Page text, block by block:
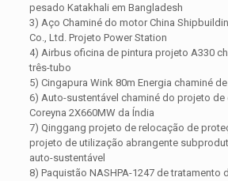
pesado Katakhali em Bangladesh
3) Aço Chaminé do motor China
Co., Ltd. Projeto Power Station
4) Airbus oficina de pintura projeto A330
três-tubo
5) Cingapura Wink 80m Energia chaminé
6) Auto-sustentável chaminé do projeto de
Coreyna 2X660MW da Índia
7) Qinggang projeto de relocação de
projeto de utilização abrangente
auto-sustentável
8) Paquistão NASHPA-1247 de tratamento